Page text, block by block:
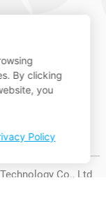
Co., Ltd
By clicking
you
Policy